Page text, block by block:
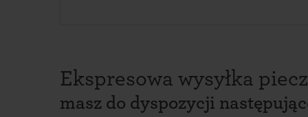
Ekspresowa wysyłka
masz do dyspozycji